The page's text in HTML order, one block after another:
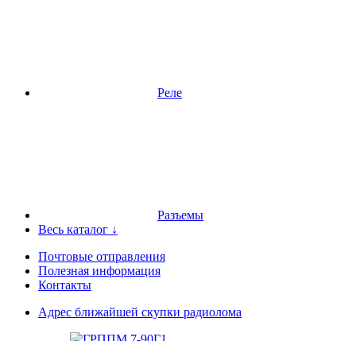
Реле
Разъемы
Весь каталог ↓
Почтовые отправления
Полезная информация
Контакты
Адрес ближайшей скупки радиолома